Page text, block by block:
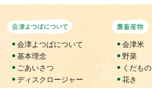
会津よつばについて
会津よつばについて
基本理念
ごあいさつ
ディスクロージャー
会津米
野菜
くだもの
花き